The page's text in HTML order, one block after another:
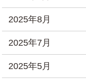
2025年8月
2025年7月
2025年5月